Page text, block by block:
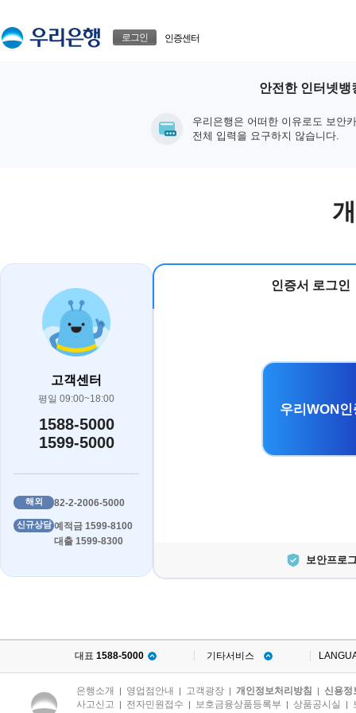
로그인 인증센터
안전한 인터넷뱅
우리은행은 어떠한 이유로도 보안
전체 입력을 요구하지 않습니다.
고객센터
평일 09:00~18:00
1588-5000
1599-5000
해외 82-2-2006-5000
신규상담 예적금 1599-8100
대출 1599-8300
인증서 로그인
우리WON
보안프로
대표 1588-5000 기타서비스
은행소개 | 영업점안내 | 고객광장 | 개인정보처리방침 | 신용정
사고신고 | 전자민원접수 | 보호금융상품등록부 | 상품공시실 |